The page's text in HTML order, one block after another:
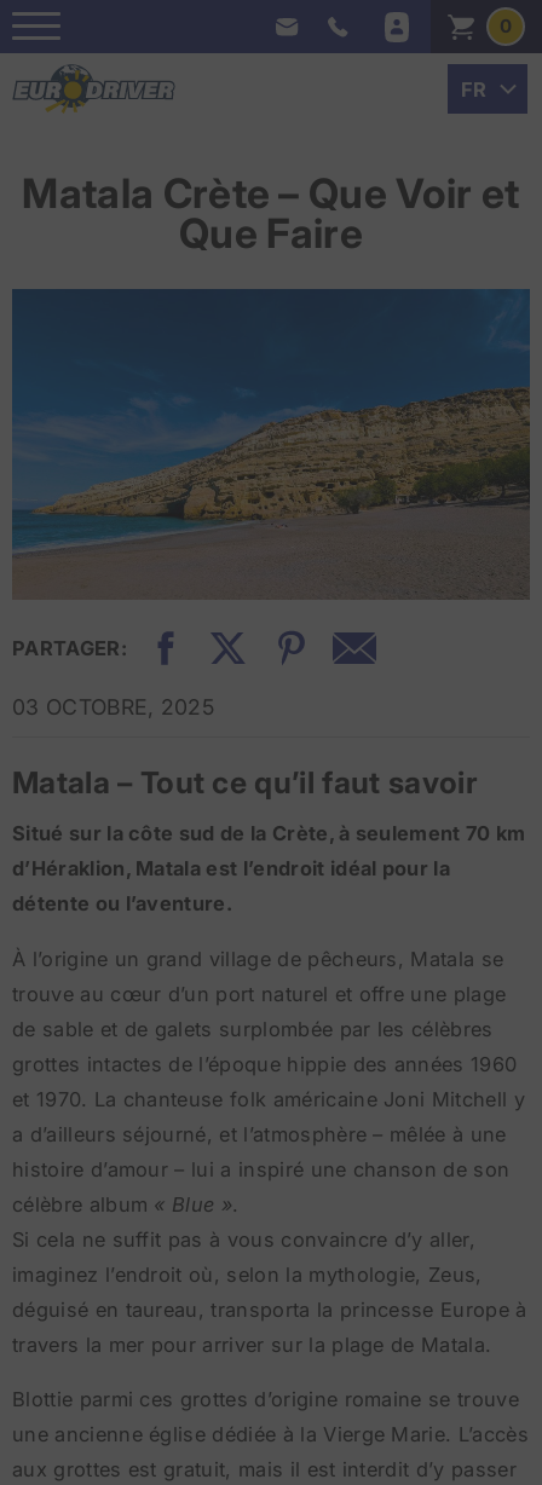
0
Matala Crète – Que Voir et
Que Faire
PARTAGER:
03 OCTOBRE, 2025
Matala – Tout ce qu’il faut savoir
Situé sur la côte sud de la Crète, à seulement 70 km
d’Héraklion, Matala est l’endroit idéal pour la
détente ou l’aventure.
À l’origine un grand village de pêcheurs, Matala se
trouve au cœur d’un port naturel et offre une plage
de sable et de galets surplombée par les célèbres
grottes intactes de l’époque hippie des années 1960
et 1970. La chanteuse folk américaine Joni Mitchell y
a d’ailleurs séjourné, et l’atmosphère – mêlée à une
histoire d’amour – lui a inspiré une chanson de son
célèbre album « Blue ».
Si cela ne suffit pas à vous convaincre d’y aller,
imaginez l’endroit où, selon la mythologie, Zeus,
déguisé en taureau, transporta la princesse Europe à
travers la mer pour arriver sur la plage de Matala.
Blottie parmi ces grottes d’origine romaine se trouve
une ancienne église dédiée à la Vierge Marie. L’accès
aux grottes est gratuit, mais il est interdit d’y passer